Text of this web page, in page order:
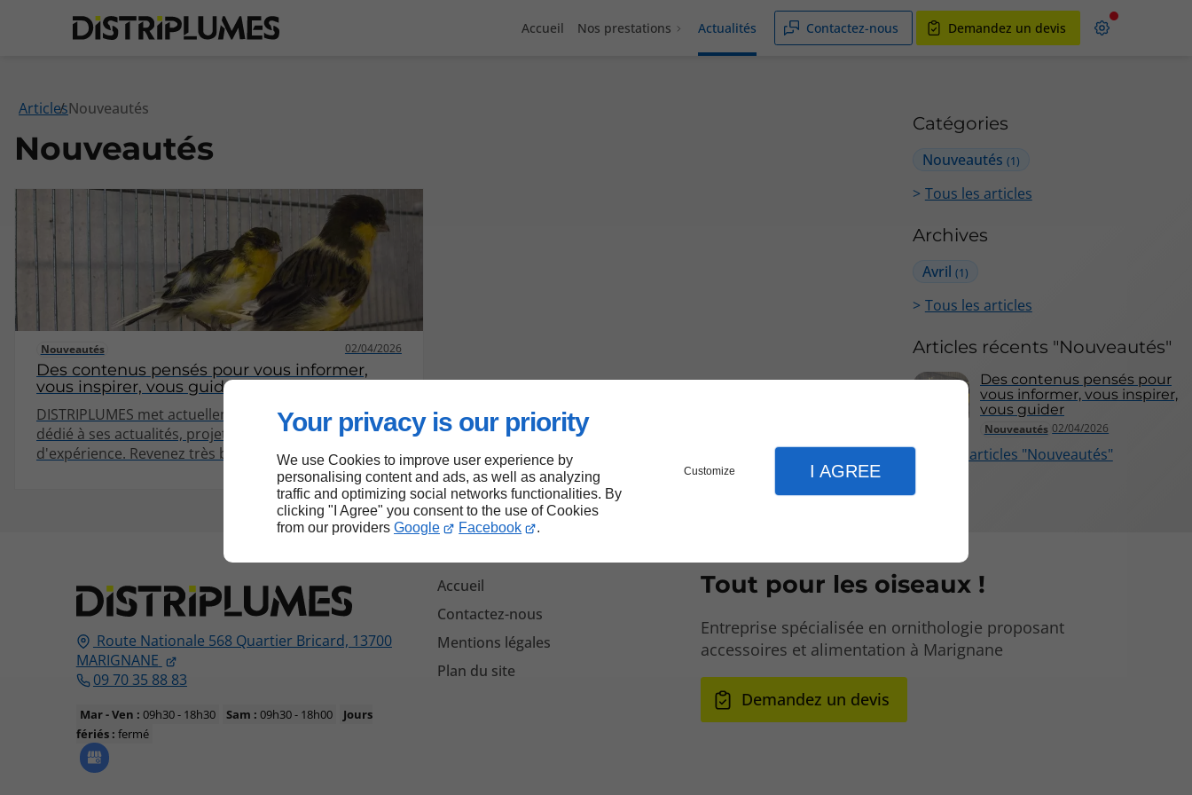
Your privacy is our priority
We use Cookies to improve user experience by
personalising content and ads, as well as analyzing
traffic and optimizing social networks functionalities. By
clicking "I Agree" you consent to the use of Cookies
from our providers Google Facebook .
Customize I AGREE
Accueil Nos prestations Actualités Contactez-nous Demandez un devis
Catégories
Nouveautés (1)
Tous les articles
Archives
Avril (1)
Tous les articles
Articles récents "Nouveautés"
Nouveautés 02/04/2026
Des contenus pensés pour
vous informer, vous inspirer,
vous guider
Plus d'articles "Nouveautés"
ArticlesNouveautés
Nouveautés
Nouveautés 02/04/2026
Des contenus pensés pour vous informer,
vous inspirer, vous guider
DISTRIPLUMES met actuellement en place un espace
dédié à ses actualités, projets et partages
d'expérience. Revenez très bientôt pour découvrir ses
Route Nationale 568 Quartier Bricard, 13700
MARIGNANE
09 70 35 88 83
Mar - Ven : 09h30 - 18h30 Sam : 09h30 - 18h00
Jours
fériés : fermé
Accueil
Contactez-nous
Mentions légales
Plan du site
Tout pour les oiseaux !
Entreprise spécialisée en ornithologie proposant
accessoires et alimentation à Marignane
Demandez un devis